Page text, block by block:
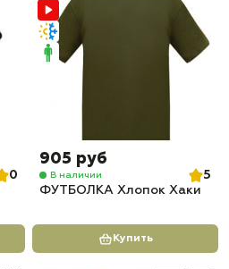
0
905 руб
В наличии
5
ФУТБОЛКА Хлопок Хаки
Купить